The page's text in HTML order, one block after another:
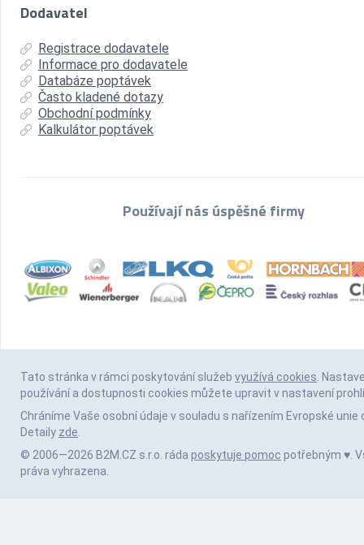
Dodavatel
Registrace dodavatele
Informace pro dodavatele
Databáze poptávek
Často kladené dotazy
Obchodní podmínky
Kalkulátor poptávek
Používají nás úspěšné firmy
Tato stránka v rámci poskytování služeb využívá cookies .
používání a dostupnosti cookies můžete upravit v nastavení
Chráníme Vaše osobní údaje v souladu s nařízením Evropské unie
Detaily zde
© 2006—2026 B2M.CZ s.r.o. ráda poskytuje pomoc potřebným ♥️.
práva vyhrazena.